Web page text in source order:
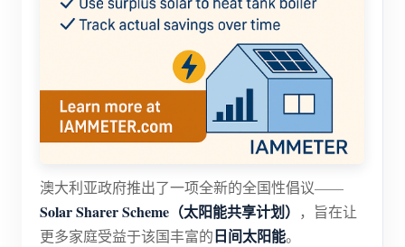
家庭自动化
文档
新闻
贡献者计划
IAMMETER 活动
论坛
站点探索
光伏排名
解决方案
澳大利亚政府推出了一项全新的全国性倡议——
Solar Sharer Scheme（太阳能共享计划）
，旨在让
更多家庭受益于该国丰富的日间太阳能。